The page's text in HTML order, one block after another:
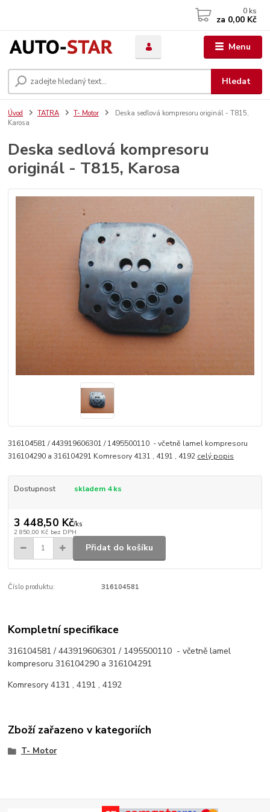
Menu
Hledat
0 ks
za 0,00 Kč
Úvod TATRA T- Motor
Deska sedlová kompresoru originál - T815,
Karosa
Deska sedlová kompresoru
originál - T815, Karosa
316104581 / 443919606301 / 1495500110 - včetně lamel kompresoru
316104290 a 316104291 Komresory 4131 , 4191 , 4192 celý popis
Dostupnost skladem 4 ks
3 448,50 Kč/ks
2 850,00 Kč bez DPH
Přidat do košíku
Číslo produktu: 316104581
Kompletní specifikace
316104581 / 443919606301 / 1495500110 - včetně lamel
kompresoru 316104290 a 316104291
Komresory 4131 , 4191 , 4192
Zboží zařazeno v kategoriích
T- Motor